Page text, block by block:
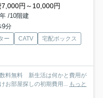
円～10,000円
/10階建
9分
ー CATV
宅配ボックス
料無料 新生活は何かと費用が
お部屋探しの初期費用...
もっと